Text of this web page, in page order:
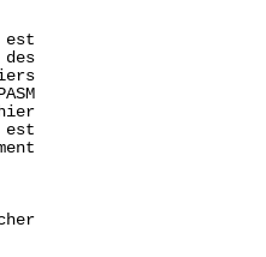
est
des
est